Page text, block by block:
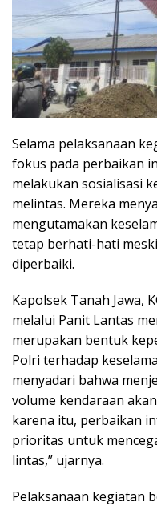
Selama pelaksanaan
fokus pada perbaikan
melakukan sosialisasi
melintas. Mereka
mengutamakan
tetap berhati-hati
diperbaiki.
Kapolsek Tanah Jawa,
melalui Panit Lantas
merupakan bentuk
Polri terhadap
menyadari bahwa
volume kendaraan
karena itu, perbaikan
prioritas untuk
lintas,” ujarnya.
Pelaksanaan kegiatan